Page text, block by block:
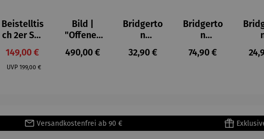
Beistelltis
ch 2er Set
– Dalias
Verkaufspreis:
149,00 €
UVP Regulärer Preis:
199,00 €
Bild |
"Offenes
Fenster in
Collioure"
Regulärer Preis:
490,00 €
Bridgerto
n
Espresso
becher
Regulärer Preis:
32,90 €
Bridgerto
n
Espressot
assen Set
Metallges
Regulärer Preis:
74,90 €
se
Versandkostenfrei ab 90 €